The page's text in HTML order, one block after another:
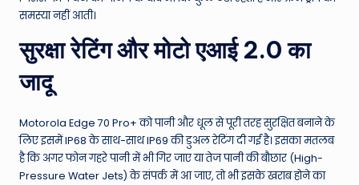
समस्या नहीं आती।
सुरक्षा रेटिंग और मोटो एआई 2.0 का
जादू
Motorola Edge 70 Pro+ को पानी और धूल से पूरी तरह सुरक्षित बनाने के
लिए इसमें IP68 के साथ-साथ IP69 की डुअल रेटिंग दी गई है। इसका मतलब
है कि अगर फोन गहरे पानी में भी गिर जाए या तेज पानी की बौछार (High-
Pressure Water Jets) के संपर्क में आ जाए, तो भी इसके खराब होने का